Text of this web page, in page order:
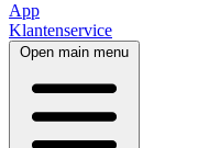
App
Klantenservice
Open main menu